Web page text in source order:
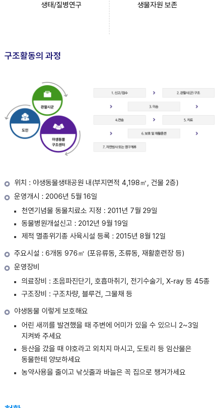
생태/질병연구 생물자원 보존
구조활동의 과정
위치 : 야생동물생태공원 내(부지면적 4,198㎡, 건물 2층)
운영개시 : 2006년 5월 16일
천연기념물 동물치료소 지정 : 2011년 7월 29일
동물병원개설신고 : 2012년 9월 19일
제적 멸종위기종 사육시설 등록 : 2015년 8월 12일
주요시설 : 6개동 976㎡ (포유류동, 조류동, 재활훈련장 등)
운영장비
의료장비 : 초음파진단기, 호흡마취기, 전기수술기, X-ray 등 45종
구조장비 : 구조차량, 블루건, 그물채 등
야생동물 이렇게 보호해요
어린 새끼를 발견했을 때 주변에 어미가 있을 수 있으니 2~3일
지켜봐 주세요
등산을 갔을 때 야호라고 외치지 마시고, 도토리 등 임산물은
동물한테 양보하세요
농약사용을 줄이고 낚싯줄과 바늘은 꼭 집으로 챙겨가세요